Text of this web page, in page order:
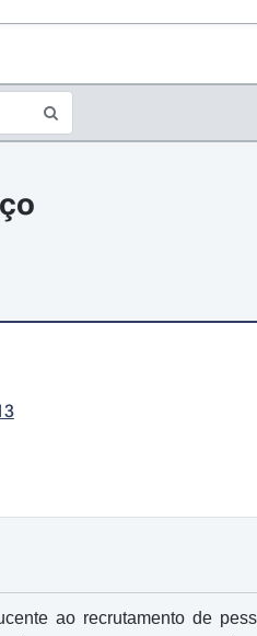
ao recrutamento de